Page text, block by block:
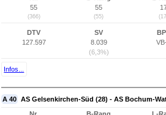
55
(366)
55
(55)
DTV
127.597
SV
8.039
(6,3%)
Infos...
A 40 AS Gelsenkirchen-Süd (28) - AS Bochum-